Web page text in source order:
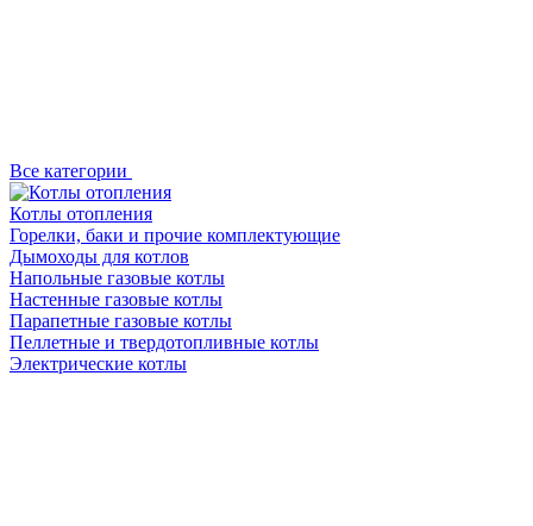
Все категории
Котлы отопления
Горелки, баки и прочие комплектующие
Дымоходы для котлов
Напольные газовые котлы
Настенные газовые котлы
Парапетные газовые котлы
Пеллетные и твердотопливные котлы
Электрические котлы